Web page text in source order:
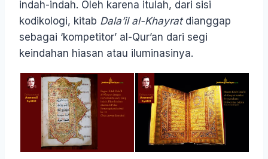
indah-indah. Oleh karena itulah, dari sisi
kodikologi, kitab Dala’il al-Khayrat dianggap
sebagai ‘kompetitor’ al-Qur’an dari segi
keindahan hiasan atau iluminasinya.